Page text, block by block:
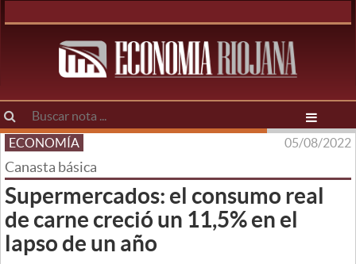
ECONOMÍA 05/08/2022
Canasta básica
Supermercados: el consumo real
de carne creció un 11,5% en el
lapso de un año